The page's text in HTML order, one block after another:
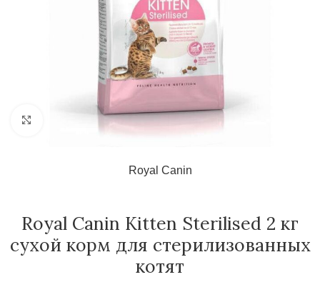
Нажмите, чтобы увеличить
Royal Canin
Royal Canin Kitten Sterilised 2 кг
сухой корм для стерилизованных
котят